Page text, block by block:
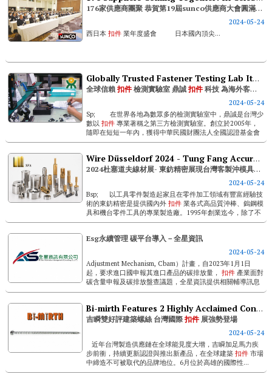
176家供應商團聚 恭賀第19屆sunco供應商大會圓滿成功！
2024-05-24
西日本 扣件業年度盛會 日本國內頂尖...
Globally Trusted Fastener Testing Lab Itac Laboratory Creates A Win-win Between Overseas Clients And Manufacturers
全球信賴扣件檢測實驗室 鼎誠扣件科技 為海外客戶與台灣製造商開創雙贏契機
2024-05-24
Sp; 在世界各地為數眾多的檢測實驗室中，鼎誠是台灣少
數以 扣件專業著稱之第三方檢測實驗室。創立於2005年，
隨即在短短一年內，獲得中華民國財團法人全國認證基金會
(taf)的iso/ ...
Wire Düsseldorf 2024 - Tung Fang Accuracy Demonstrates Taiwan's Custom Punches & Dies Craftsmanship
2024杜塞道夫線材展- 東鈁精密展現台灣客製沖模具工藝
2024-05-24
Bsp; 以工具零件製造起家且在零件加工領域有豐富經驗技
術的東鈁精密是提供國內外 扣件業各式高品質沖棒、鎢鋼模
具和機台零件工具的專業製造廠。1995年創業迄今，除了不
斷鑽研沖模具的技術和設計外，也以卓越耐用...
Esg永續管理 碳平台導入－全星資訊
2024-05-24
Adjustment Mechanism, Cbam）計畫，自2023年1月1日
起，要求進口國申報其進口產品的碳排放量， 扣件 產業面對
碳含量申報及碳排放盤查議題，全星資訊提供相關輔導訊息
及數位軟體工具，協助企業遵循法規，建置彈性及有效體系
Bi-mirth Features 2 Highly Acclaimed Construction Screws At Taiwan International Fastener Show
吉瞬雙好評建築螺絲 台灣國際扣件展強勢登場
2024-05-24
近年台灣製造供應鏈在全球能見度大增，吉瞬加足馬力疾
步前衝，持續更新認證與推出新產品，在全球建築 扣件市場
中締造不可被取代的品牌地位。6月位於高雄的國際性...